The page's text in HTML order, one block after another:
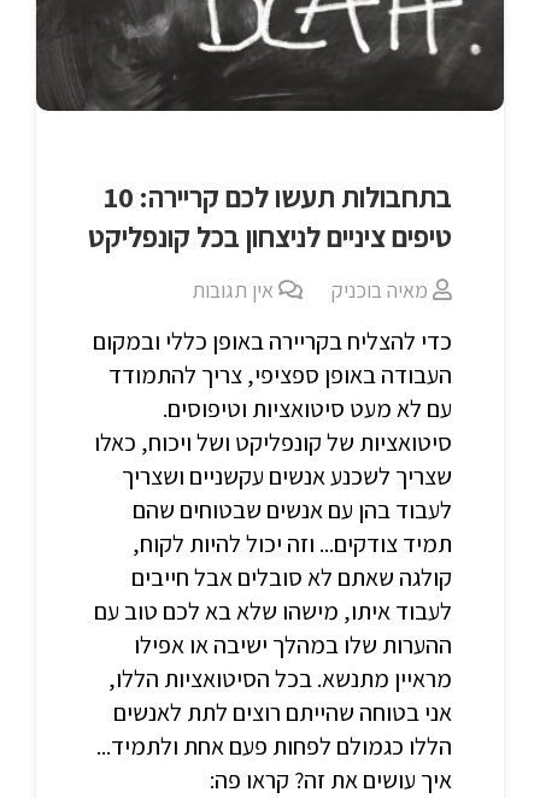
בתחבולות תעשו לכם קריירה: 10
טיפים ציניים לניצחון בכל קונפליקט
מאיה בוכניק אין תגובות
כדי להצליח בקריירה באופן כללי ובמקום
העבודה באופן ספציפי, צריך להתמודד
עם לא מעט סיטואציות וטיפוסים.
סיטואציות של קונפליקט ושל ויכוח, כאלו
שצריך לשכנע אנשים עקשניים ושצריך
לעבוד בהן עם אנשים שבטוחים שהם
תמיד צודקים... וזה יכול להיות לקוח,
קולגה שאתם לא סובלים אבל חייבים
לעבוד איתו, מישהו שלא בא לכם טוב עם
ההערות שלו במהלך ישיבה או אפילו
מראיין מתנשא. בכל הסיטואציות הללו,
אני בטוחה שהייתם רוצים לתת לאנשים
הללו כגמולם לפחות פעם אחת ולתמיד...
איך עושים את זה? קראו פה: